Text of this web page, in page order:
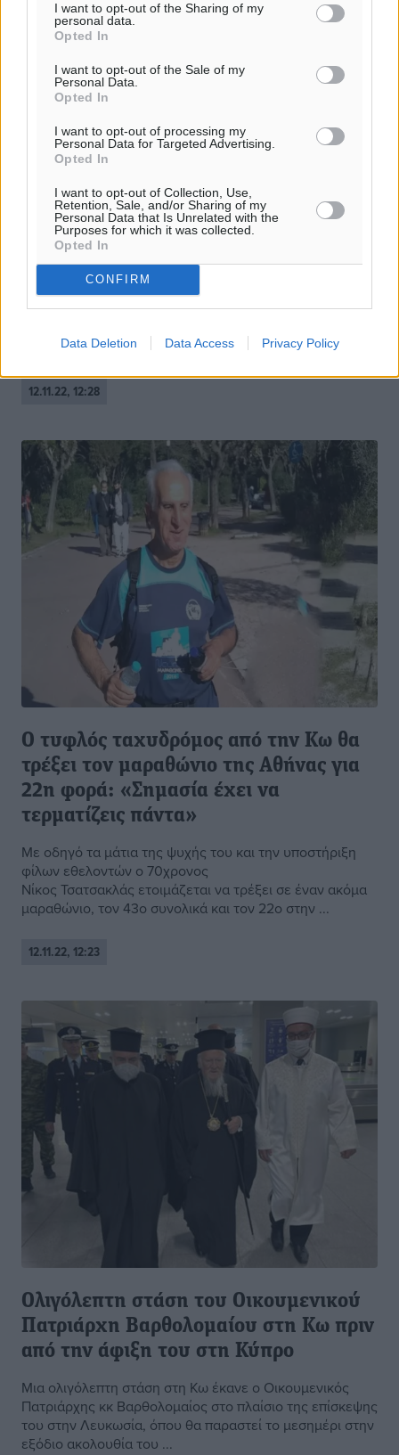
I want to opt-out of the Sharing of my
personal data.
Opted In
I want to opt-out of the Sale of my
Personal Data.
Opted In
I want to opt-out of processing my
Personal Data for Targeted Advertising.
Opted In
I want to opt-out of Collection, Use,
Retention, Sale, and/or Sharing of my
Personal Data that Is Unrelated with the
Purposes for which it was collected.
Opted In
CONFIRM
Data Deletion Data Access Privacy Policy
πρωθυπουργός για τις
παρακολουθήσεις; Τι απαντούν οι
πολίτες
Μεγάλο ποσοστό των πολιτών φαίνεται πως πιστεύει ότι
ο Κυριάκος Μητσοτάκης ήταν ενήμερος για
επικαιρότητας της Prorata για ...
12.11.22, 12:28
Ο τυφλός ταχυδρόμος από την Κω θα
τρέξει τον μαραθώνιο της Αθήνας για
22η φορά: «Σημασία έχει να
τερματίζεις πάντα»
Με οδηγό τα μάτια της ψυχής του και την υποστήριξη
φίλων εθελοντών ο 70χρονος
Νίκος Τσατσακλάς ετοιμάζεται να τρέξει σε έναν ακόμα
μαραθώνιο, τον 43ο συνολικά και τον 22ο στην ...
12.11.22, 12:23
Ολιγόλεπτη στάση του Οικουμενικού
Πατριάρχη Βαρθολομαίου στη Κω πριν
από την άφιξη του στη Κύπρο
Μια ολιγόλεπτη στάση στη Κω έκανε ο Οικουμενικός
Πατριάρχης κκ Βαρθολομαίος στο πλαίσιο της επίσκεψης
του στην Λευκωσία, όπου θα παραστεί το μεσημέρι στην
εξόδιο ακολουθία του ...